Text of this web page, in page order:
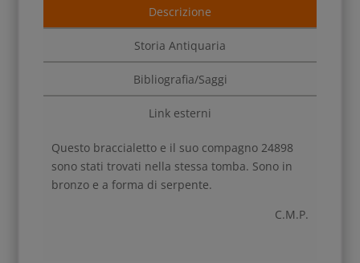
Descrizione
Storia Antiquaria
Bibliografia/Saggi
Link esterni
Questo braccialetto e il suo compagno 24898
sono stati trovati nella stessa tomba. Sono in
bronzo e a forma di serpente.
C.M.P.